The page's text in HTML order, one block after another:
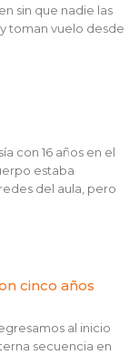
sin que nadie las
toman vuelo desde
con 16 años en el
estaba
del aula, pero
cinco años
al inicio
secuencia en